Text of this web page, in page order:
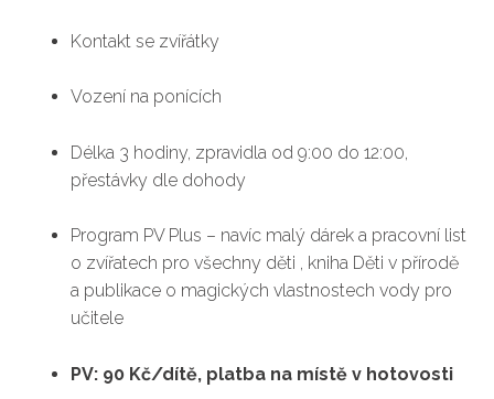
Kontakt se zvířátky
Vození na ponících
Délka 3 hodiny, zpravidla od 9:00 do 12:00,
přestávky dle dohody
Program PV Plus – navíc malý dárek a pracovní list
o zvířatech pro všechny děti , kniha Děti v přírodě
a publikace o magických vlastnostech vody pro
učitele
PV: 90 Kč/dítě, platba na místě v hotovosti